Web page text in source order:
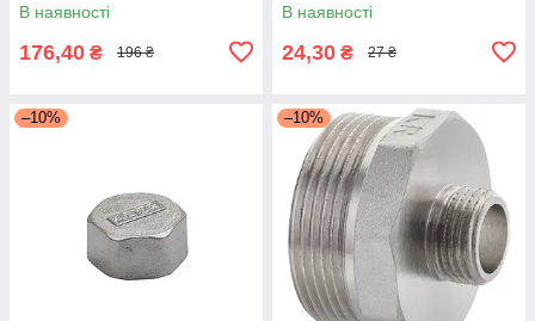
В наявності
176,40 ₴ 196 ₴
В наявності
24,30 ₴ 27 ₴
–10% –10%